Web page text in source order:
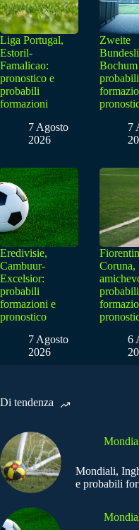
Liga Portugal,
Estoril-
Famalicao:
pronostico e
probabili
formazioni
7 Agosto
2026
Zweite
probabili
7
Eredivisie,
Cambuur-
Excelsior:
probabili
formazioni e
pronostico
7 Agosto
2026
Coruna,
probabili
6
Di tendenza
Mondiali,
e probabili